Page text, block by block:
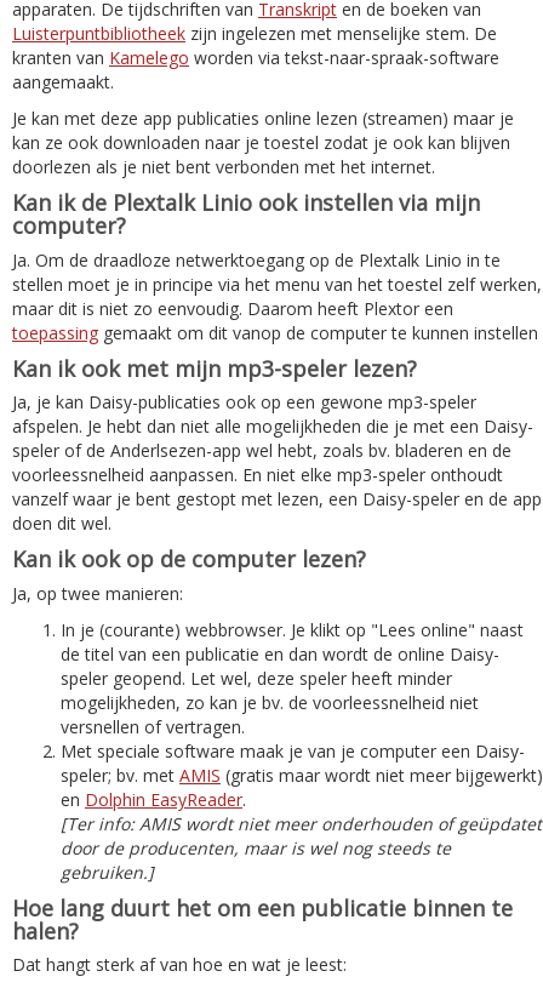
apparaten. De tijdschriften van Transkript en de boeken van
Luisterpuntbibliotheek zijn ingelezen met menselijke stem. De
kranten van Kamelego worden via tekst-naar-spraak-software
aangemaakt.
Je kan met deze app publicaties online lezen (streamen) maar je
kan ze ook downloaden naar je toestel zodat je ook kan blijven
doorlezen als je niet bent verbonden met het internet.
Kan ik de Plextalk Linio ook instellen via mijn
computer?
Ja. Om de draadloze netwerktoegang op de Plextalk Linio in te
stellen moet je in principe via het menu van het toestel zelf werken,
maar dit is niet zo eenvoudig. Daarom heeft Plextor een
toepassing gemaakt om dit vanop de computer te kunnen instellen
Kan ik ook met mijn mp3-speler lezen?
Ja, je kan Daisy-publicaties ook op een gewone mp3-speler
afspelen. Je hebt dan niet alle mogelijkheden die je met een Daisy-
speler of de Anderlsezen-app wel hebt, zoals bv. bladeren en de
voorleessnelheid aanpassen. En niet elke mp3-speler onthoudt
vanzelf waar je bent gestopt met lezen, een Daisy-speler en de app
doen dit wel.
Kan ik ook op de computer lezen?
Ja, op twee manieren:
In je (courante) webbrowser. Je klikt op "Lees online" naast
de titel van een publicatie en dan wordt de online Daisy-
speler geopend. Let wel, deze speler heeft minder
mogelijkheden, zo kan je bv. de voorleessnelheid niet
versnellen of vertragen.
Met speciale software maak je van je computer een Daisy-
speler; bv. met AMIS (gratis maar wordt niet meer bijgewerkt)
en Dolphin EasyReader.
[Ter info: AMIS wordt niet meer onderhouden of geüpdatet
door de producenten, maar is wel nog steeds te
gebruiken.]
Hoe lang duurt het om een publicatie binnen te
halen?
Dat hangt sterk af van hoe en wat je leest: